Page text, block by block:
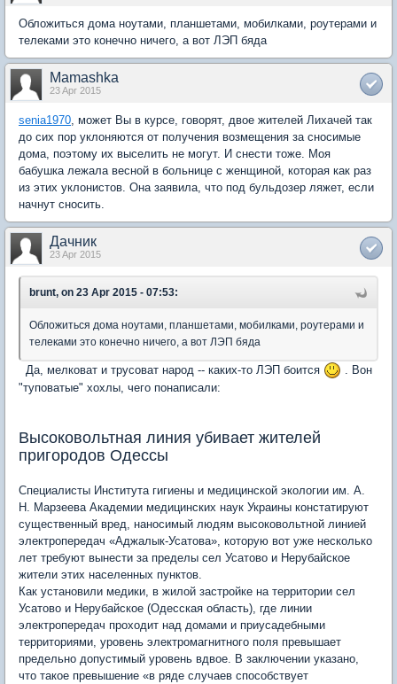
Обложиться дома ноутами, планшетами, мобилками, роутерами и
телеками это конечно ничего, а вот ЛЭП бяда
Mamashka
23 Apr 2015
senia1970 , может Вы в курсе, говорят, двое жителей Лихачей так
до сих пор уклоняются от получения возмещения за сносимые
дома, поэтому их выселить не могут. И снести тоже. Моя
бабушка лежала весной в больнице с женщиной, которая как раз
из этих уклонистов. Она заявила, что под бульдозер ляжет, если
начнут сносить.
Дачник
23 Apr 2015
brunt, on 23 Apr 2015 - 07:53:
Обложиться дома ноутами, планшетами, мобилками, роутерами и
телеками это конечно ничего, а вот ЛЭП бяда
Да, мелковат и трусоват народ -- каких-то ЛЭП боится
. Вон
"туповатые" хохлы, чего понаписали:
Высоковольтная линия убивает жителей
пригородов Одессы
Специалисты Института гигиены и медицинской экологии им. А.
Н. Марзеева Академии медицинских наук Украины констатируют
существенный вред, наносимый людям высоковольтной линией
электропередач «Аджалык-Усатова», которую вот уже несколько
лет требуют вынести за пределы сел Усатово и Нерубайское
жители этих населенных пунктов.
Как установили медики, в жилой застройке на территории сел
Усатово и Нерубайское (Одесская область), где линии
электропередач проходит над домами и приусадебными
территориями, уровень электромагнитного поля превышает
предельно допустимый уровень вдвое. В заключении указано,
что такое превышение «в ряде случаев способствует